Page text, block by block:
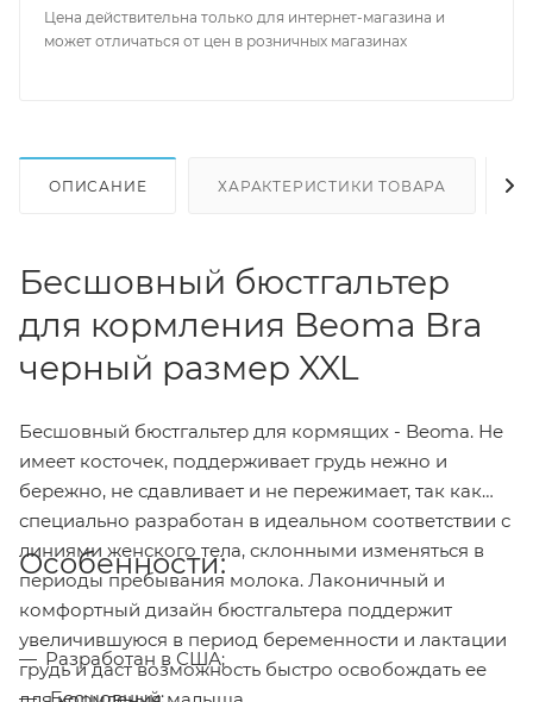
Цена действительна только для интернет-магазина и
может отличаться от цен в розничных магазинах
ОПИСАНИЕ ХАРАКТЕРИСТИКИ ТОВАРА
Бесшовный бюстгальтер
для кормления Beoma Bra
черный размер XXL
Бесшовный бюстгальтер для кормящих - Beoma. Не
имеет косточек, поддерживает грудь нежно и
бережно, не сдавливает и не пережимает, так как
специально разработан в идеальном соответствии с
линиями женского тела, склонными изменяться в
периоды пребывания молока. Лаконичный и
комфортный дизайн бюстгальтера поддержит
увеличившуюся в период беременности и лактации
грудь и даст возможность быстро освобождать ее
Особенности:
Разработан в США;
Бесшовный;